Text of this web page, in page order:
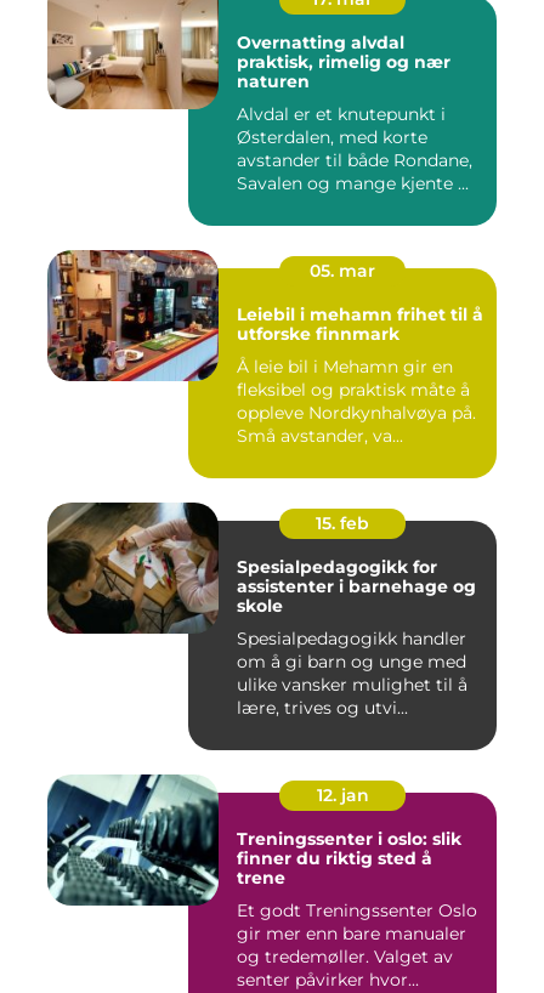
Overnatting alvdal
praktisk, rimelig og nær
naturen
Alvdal er et knutepunkt i
Østerdalen, med korte
avstander til både Rondane,
Savalen og mange kjente ...
05. mar
Leiebil i mehamn frihet til å
utforske finnmark
Å leie bil i Mehamn gir en
fleksibel og praktisk måte å
oppleve Nordkynhalvøya på.
Små avstander, va...
15. feb
Spesialpedagogikk for
assistenter i barnehage og
skole
Spesialpedagogikk handler
om å gi barn og unge med
ulike vansker mulighet til å
lære, trives og utvi...
12. jan
Treningssenter i oslo: slik
finner du riktig sted å
trene
Et godt Treningssenter Oslo
gir mer enn bare manualer
og tredemøller. Valget av
senter påvirker hvor...